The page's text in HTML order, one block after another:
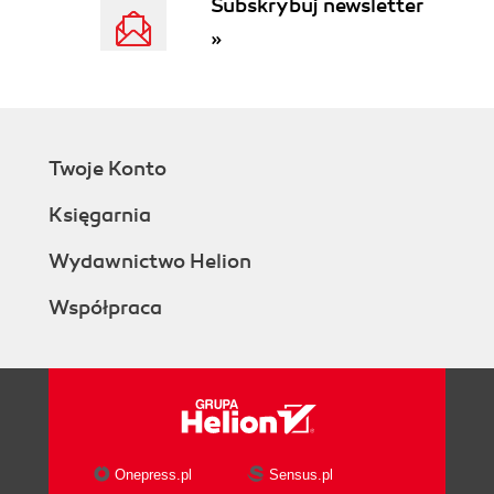
Subskrybuj newsletter
»
Twoje Konto
Księgarnia
Wydawnictwo Helion
Współpraca
Onepress.pl Sensus.pl